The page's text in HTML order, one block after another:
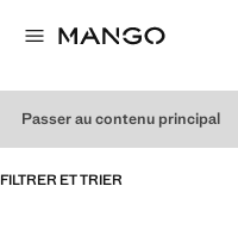
Passer au contenu principal
T-SHIRTS IMPRIMÉS
FILTRER ET TRIER